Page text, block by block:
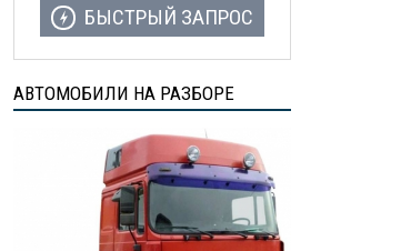
БЫСТРЫЙ ЗАПРОС
АВТОМОБИЛИ НА РАЗБОРЕ